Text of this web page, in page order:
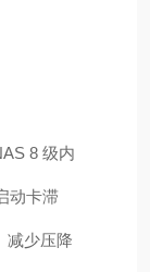
8 级内
动卡滞
减少压降